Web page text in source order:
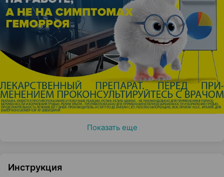
Показать еще
Инструкция